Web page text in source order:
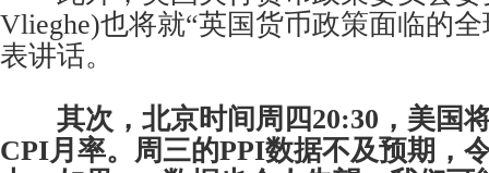
Vlieghe)也将就“英国货币政策面临的
表讲话。
其次，北京时间周四20:30，美国
CPI月率。周三的PPI数据不及预期，